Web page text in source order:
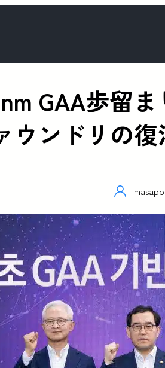
GAA歩留
ウンドリの